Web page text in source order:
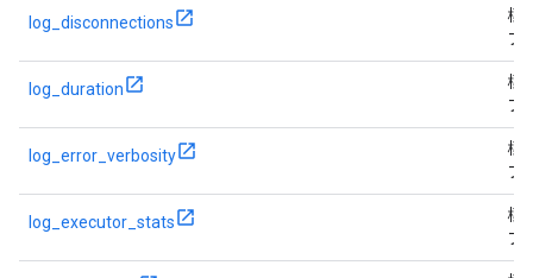
log_disconnections
標
フ
log_duration
標
フ
log_error_verbosity
標
フ
log_executor_stats
標
フ